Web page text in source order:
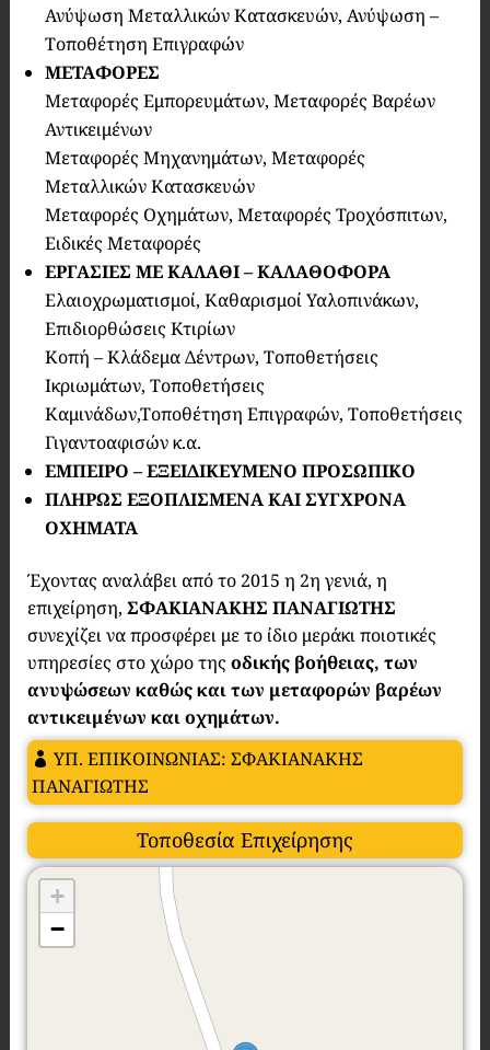
Ανύψωση Μεταλλικών Κατασκευών, Ανύψωση –
Τοποθέτηση Επιγραφών
ΜΕΤΑΦΟΡΕΣ
Μεταφορές Εμπορευμάτων, Μεταφορές Βαρέων
Αντικειμένων
Μεταφορές Μηχανημάτων, Μεταφορές
Μεταλλικών Κατασκευών
Μεταφορές Οχημάτων, Μεταφορές Τροχόσπιτων,
Ειδικές Μεταφορές
ΕΡΓΑΣΙΕΣ ΜΕ ΚΑΛΑΘΙ – ΚΑΛΑΘΟΦΟΡΑ
Ελαιοχρωματισμοί, Καθαρισμοί Υαλοπινάκων,
Επιδιορθώσεις Κτιρίων
Κοπή – Κλάδεμα Δέντρων, Τοποθετήσεις
Ικριωμάτων, Τοποθετήσεις
Καμινάδων,Τοποθέτηση Επιγραφών, Τοποθετήσεις
Γιγαντοαφισών κ.α.
ΕΜΠΕΙΡΟ – ΕΞΕΙΔΙΚΕΥΜΕΝΟ ΠΡΟΣΩΠΙΚΟ
ΠΛΗΡΩΣ ΕΞΟΠΛΙΣΜΕΝΑ ΚΑΙ ΣΥΓΧΡΟΝΑ
ΟΧΗΜΑΤΑ
Έχοντας αναλάβει από το 2015 η 2η γενιά, η
επιχείρηση, ΣΦΑΚΙΑΝΑΚΗΣ ΠΑΝΑΓΙΩΤΗΣ
συνεχίζει να προσφέρει με το ίδιο μεράκι ποιοτικές
υπηρεσίες στο χώρο της οδικής βοήθειας, των
ανυψώσεων καθώς και των μεταφορών βαρέων
αντικειμένων και οχημάτων.
ΥΠ. ΕΠΙΚΟΙΝΩΝΙΑΣ: ΣΦΑΚΙΑΝΑΚΗΣ
ΠΑΝΑΓΙΩΤΗΣ
Τοποθεσία Επιχείρησης
+
−